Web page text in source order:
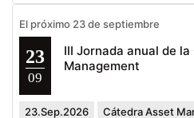
El próximo 23 de septiembre
23
09
III Jornada anual de
Management
23.Sep.2026 Cátedra Asset